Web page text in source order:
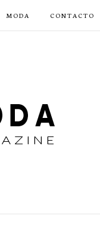
MODA CONTACTO